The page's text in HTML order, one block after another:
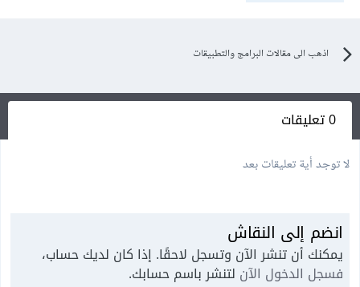
اذهب الى مقالات البرامج والتطبيقات
0 تعليقات
لا توجد أية تعليقات بعد
انضم إلى النقاش
يمكنك أن تنشر الآن وتسجل لاحقًا. إذا كان لديك حساب،
فسجل الدخول الآن لتنشر باسم حسابك.